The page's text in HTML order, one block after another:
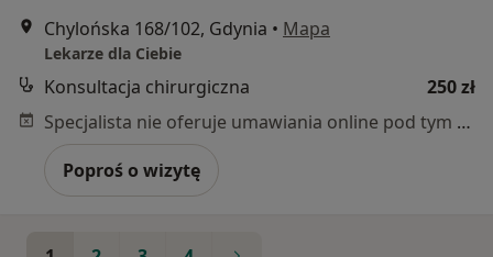
Chylońska 168/102, Gdynia • Mapa
Lekarze dla Ciebie
Konsultacja chirurgiczna
250 zł
Specjalista nie oferuje umawiania online pod tym adresem.
Poproś o wizytę